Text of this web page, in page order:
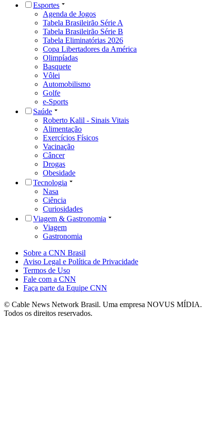
Esportes
Agenda de Jogos
Tabela Brasileirão Série A
Tabela Brasileirão Série B
Tabela Eliminatórias 2026
Copa Libertadores da América
Olimpíadas
Basquete
Vôlei
Automobilismo
Golfe
e-Sports
Saúde
Roberto Kalil - Sinais Vitais
Alimentação
Exercícios Físicos
Vacinação
Câncer
Drogas
Obesidade
Tecnologia
Nasa
Ciência
Curiosidades
Viagem & Gastronomia
Viagem
Gastronomia
Sobre a CNN Brasil
Aviso Legal e Política de Privacidade
Termos de Uso
Fale com a CNN
Faça parte da Equipe CNN
© Cable News Network Brasil. Uma empresa NOVUS MÍDIA.
Todos os direitos reservados.